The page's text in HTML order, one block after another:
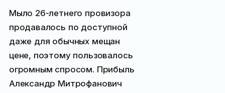
Мыло 26-летнего провизора
продавалось по доступной
даже для обычных мещан
цене, поэтому пользовалось
огромным спросом. Прибыль
Александр Митрофанович